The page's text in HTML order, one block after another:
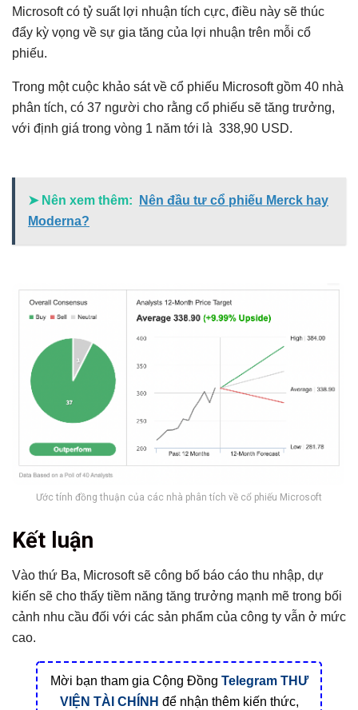
Microsoft có tỷ suất lợi nhuận tích cực, điều này sẽ thúc
đẩy kỳ vọng về sự gia tăng của lợi nhuận trên mỗi cổ
phiếu.
Trong một cuộc khảo sát về cổ phiếu Microsoft gồm 40 nhà
phân tích, có 37 người cho rằng cổ phiếu sẽ tăng trưởng,
với định giá trong vòng 1 năm tới là 338,90 USD.
➤ Nên xem thêm:
Nên đầu tư cổ phiếu Merck hay
Moderna?
Ước tính đồng thuận của các nhà phân tích về cổ phiếu Microsoft
Kết luận
Vào thứ Ba, Microsoft sẽ công bố báo cáo thu nhập, dự
kiến sẽ cho thấy tiềm năng tăng trưởng mạnh mẽ trong bối
cảnh nhu cầu đối với các sản phẩm của công ty vẫn ở mức
cao.
Mời bạn tham gia Cộng Đồng Telegram THƯ
VIỆN TÀI CHÍNH để nhận thêm kiến thức,